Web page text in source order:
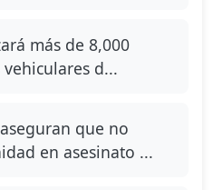
más de 8,000
d...
que no
en asesinato ...